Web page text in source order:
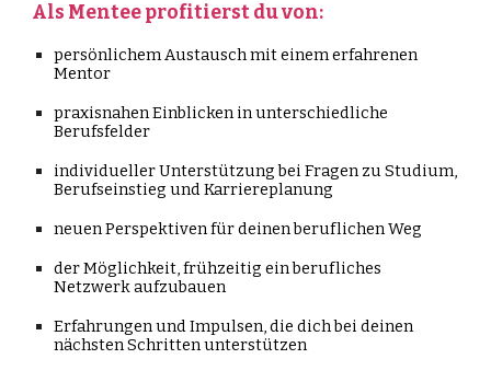
Als Mentee profitierst du von:
persönlichem Austausch mit einem erfahrenen
Mentor
praxisnahen Einblicken in unterschiedliche
Berufsfelder
individueller Unterstützung bei Fragen zu Studium,
Berufseinstieg und Karriereplanung
neuen Perspektiven für deinen beruflichen Weg
der Möglichkeit, frühzeitig ein berufliches
Netzwerk aufzubauen
Erfahrungen und Impulsen, die dich bei deinen
nächsten Schritten unterstützen